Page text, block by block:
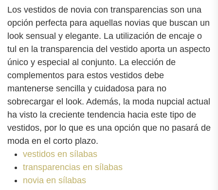
Los vestidos de novia con transparencias son una
opción perfecta para aquellas novias que buscan un
look sensual y elegante. La utilización de encaje o
tul en la transparencia del vestido aporta un aspecto
único y especial al conjunto. La elección de
complementos para estos vestidos debe
mantenerse sencilla y cuidadosa para no
sobrecargar el look. Además, la moda nupcial actual
ha visto la creciente tendencia hacia este tipo de
vestidos, por lo que es una opción que no pasará de
moda en el corto plazo.
vestidos en sílabas
transparencias en sílabas
novia en sílabas